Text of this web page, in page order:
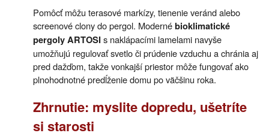
Pomôcť môžu terasové markízy, tienenie veránd alebo
screenové clony do pergol. Modernébioklimatické
pergoly ARTOSIs naklápacími lamelami navyše
umožňujú regulovať svetlo či prúdenie vzduchu a chránia aj
pred dažďom, takže vonkajší priestor môže fungovať ako
plnohodnotné predĺženie domu po väčšinu roka.
Zhrnutie: myslite dopredu, ušetríte
si starosti